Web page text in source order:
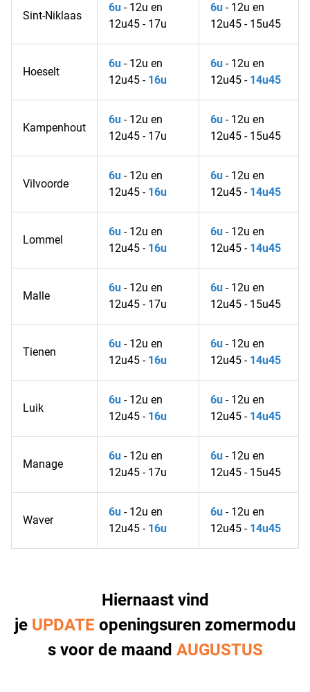
Sint-Niklaas
6u - 12u en
12u45 - 17u
6u - 12u en
12u45 - 15u45
Hoeselt
6u - 12u en
12u45 - 16u
6u - 12u en
12u45 - 14u45
Kampenhout
6u - 12u en
12u45 - 17u
6u - 12u en
12u45 - 15u45
Vilvoorde
6u - 12u en
12u45 - 16u
6u - 12u en
12u45 - 14u45
Lommel
6u - 12u en
12u45 - 16u
6u - 12u en
12u45 - 14u45
Malle
6u - 12u en
12u45 - 17u
6u - 12u en
12u45 - 15u45
Tienen
6u - 12u en
12u45 - 16u
6u - 12u en
12u45 - 14u45
Luik
6u - 12u en
12u45 - 16u
6u - 12u en
12u45 - 14u45
Manage
6u - 12u en
12u45 - 17u
6u - 12u en
12u45 - 15u45
Waver
6u - 12u en
12u45 - 16u
6u - 12u en
12u45 - 14u45
Hiernaast vind
je UPDATE openingsuren zomermodu
s voor de maand AUGUSTUS